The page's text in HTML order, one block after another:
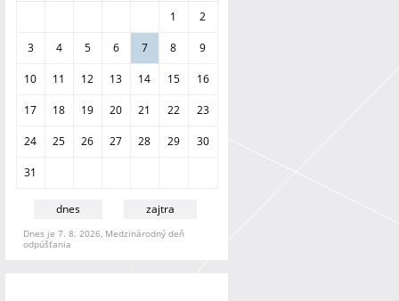
1 2
3 4 5 6 7 8 9
10 11 12 13 14 15 16
17 18 19 20 21 22 23
24 25 26 27 28 29 30
31
dnes zajtra
Dnes je 7. 8. 2026, Medzinárodný deň
odpúšťania